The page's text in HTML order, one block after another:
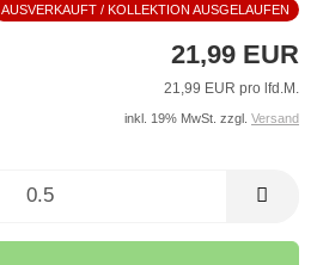
AUSVERKAUFT / KOLLEKTION AUSGELAUFEN
21,99 EUR
21,99 EUR pro lfd.M.
inkl. 19% MwSt. zzgl. Versand